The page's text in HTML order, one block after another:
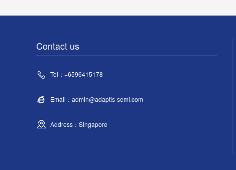
Contact us
Tel：+6596415178
Email：admin@adaptis-semi.com
Address：Singapore